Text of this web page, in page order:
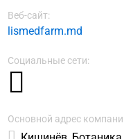
Веб-сайт:
lismedfarm.md
Социальные сети:
Основной адрес